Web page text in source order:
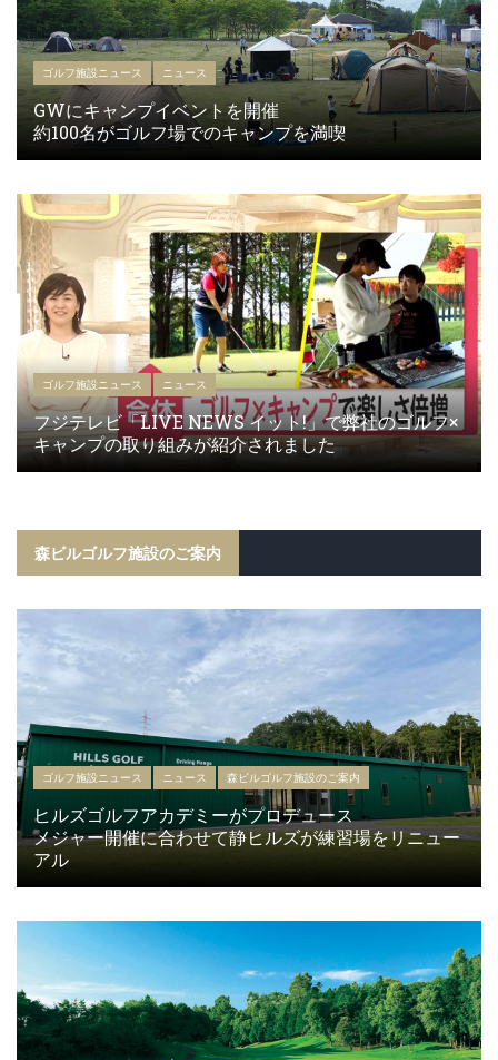
ゴルフ施設ニュース ニュース
GWにキャンプイベントを開催
約100名がゴルフ場でのキャンプを満喫
ゴルフ施設ニュース ニュース
フジテレビ「LIVE NEWS イット!」で弊社のゴルフ×
キャンプの取り組みが紹介されました
森ビルゴルフ施設のご案内
ゴルフ施設ニュース ニュース 森ビルゴルフ施設のご案内
ヒルズゴルフアカデミーがプロデュース
メジャー開催に合わせて静ヒルズが練習場をリニュー
アル